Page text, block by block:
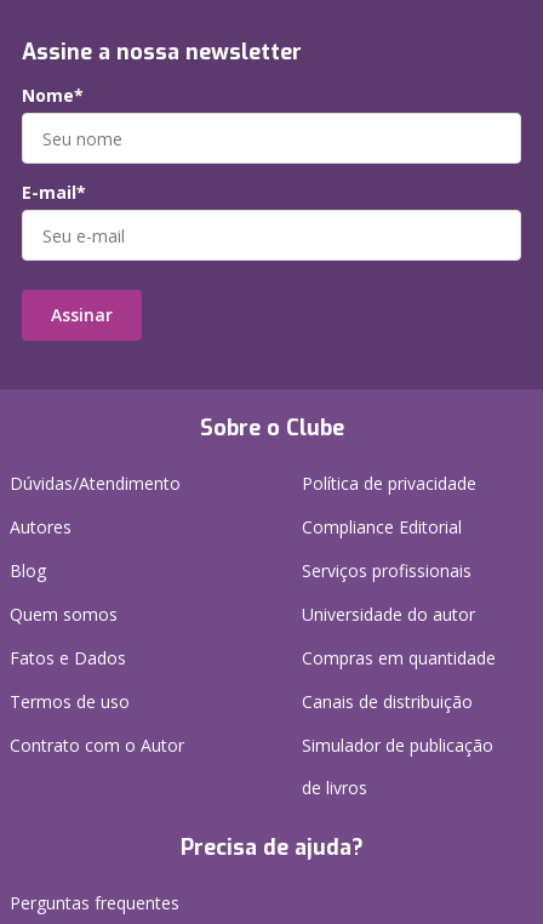
Sobre o Clube
Dúvidas/Atendimento
Autores
Blog
Quem somos
Fatos e Dados
Termos de uso
Contrato com o Autor
Política de privacidade
Compliance Editorial
Serviços profissionais
Universidade do autor
Compras em quantidade
Canais de distribuição
Simulador de publicação
de livros
Precisa de ajuda?
Perguntas frequentes
Assine a nossa newsletter
Nome*
E-mail*
Assinar